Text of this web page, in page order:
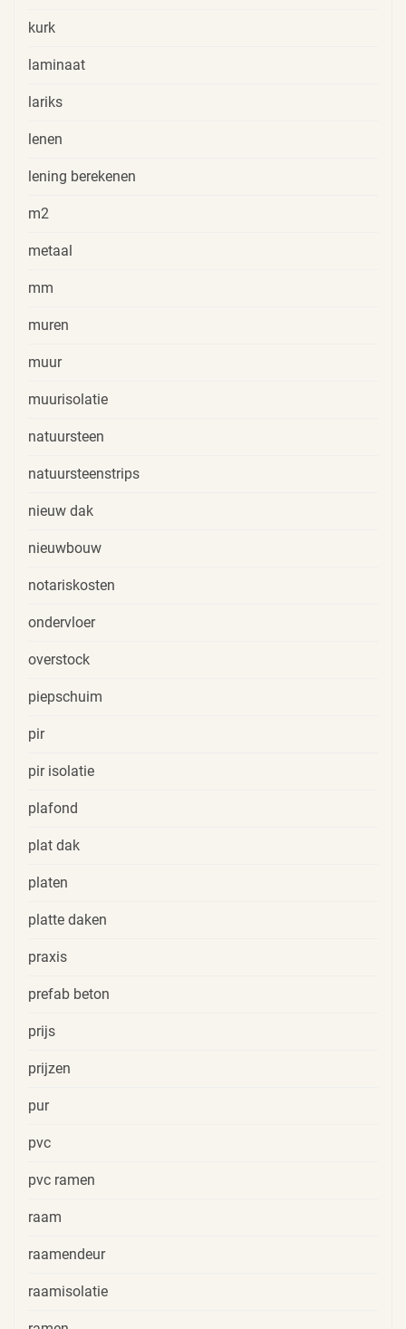
kurk
laminaat
lariks
lenen
lening berekenen
m2
metaal
mm
muren
muur
muurisolatie
natuursteen
natuursteenstrips
nieuw dak
nieuwbouw
notariskosten
ondervloer
overstock
piepschuim
pir
pir isolatie
plafond
plat dak
platen
platte daken
praxis
prefab beton
prijs
prijzen
pur
pvc
pvc ramen
raam
raamendeur
raamisolatie